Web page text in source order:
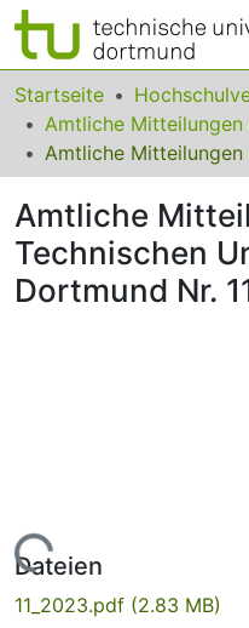
Bereiche & Sammlungen
Das gesamte
FAQ
Leitlinien
Startseite
Amtliche
Technischen
Dortmund Nr.
Lade...
Dateien
11_2023.pdf (2.83 MB)